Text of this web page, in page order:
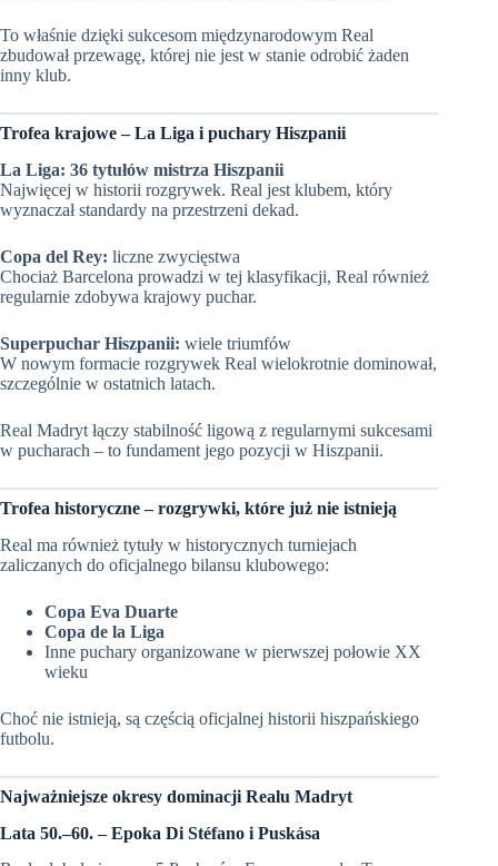
To właśnie dzięki sukcesom międzynarodowym Real
zbudował przewagę, której nie jest w stanie odrobić żaden
inny klub.
Trofea krajowe – La Liga i puchary Hiszpanii
La Liga: 36 tytułów mistrza Hiszpanii
Najwięcej w historii rozgrywek. Real jest klubem, który
wyznaczał standardy na przestrzeni dekad.
Copa del Rey: liczne zwycięstwa
Chociaż Barcelona prowadzi w tej klasyfikacji, Real również
regularnie zdobywa krajowy puchar.
Superpuchar Hiszpanii: wiele triumfów
W nowym formacie rozgrywek Real wielokrotnie dominował,
szczególnie w ostatnich latach.
Real Madryt łączy stabilność ligową z regularnymi sukcesami
w pucharach – to fundament jego pozycji w Hiszpanii.
Trofea historyczne – rozgrywki, które już nie istnieją
Real ma również tytuły w historycznych turniejach
zaliczanych do oficjalnego bilansu klubowego:
Copa Eva Duarte
Copa de la Liga
Inne puchary organizowane w pierwszej połowie XX
wieku
Choć nie istnieją, są częścią oficjalnej historii hiszpańskiego
futbolu.
Najważniejsze okresy dominacji Realu Madryt
Lata 50.–60. – Epoka Di Stéfano i Puskása